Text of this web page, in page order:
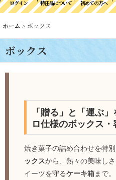
ログイン 特注品について 初めての方へ
ホーム > ボックス
ボックス
「贈る」と「運ぶ
ロ仕様のボックス・
焼き菓子の詰め合わせを特
ックスから、熱々の美味し
イーツを守るケーキ箱まで。